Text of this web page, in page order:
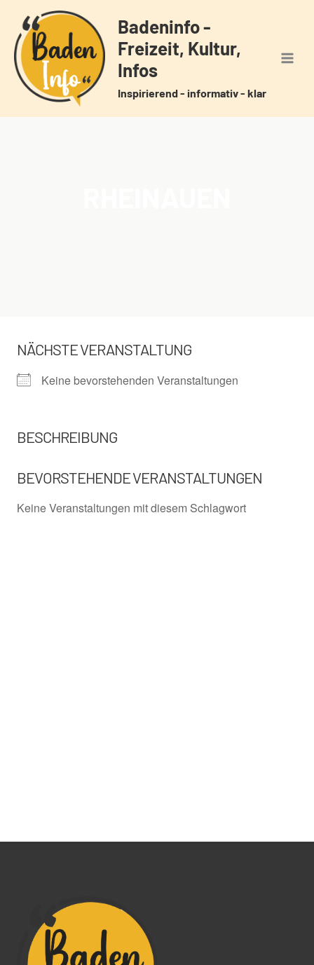
Inhalt
springen
Badeninfo -
Freizeit, Kultur,
Infos
Inspirierend - informativ - klar
NÄCHSTE VERANSTALTUNG
Keine bevorstehenden Veranstaltungen
BESCHREIBUNG
BEVORSTEHENDE VERANSTALTUNGEN
Keine Veranstaltungen mit diesem Schlagwort